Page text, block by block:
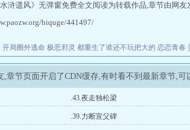
浒遗风》无弹窗免费全文阅读为转载作品,章节由网友
biquge/441497/
局圈外逃命 极恶邪灵 都重生了谁还不玩把大的 恋恋青春
,章节页面开启了CDN缓存,有时看不到最新章节,可
.43.夜走独松梁
.39.力断宣父碑